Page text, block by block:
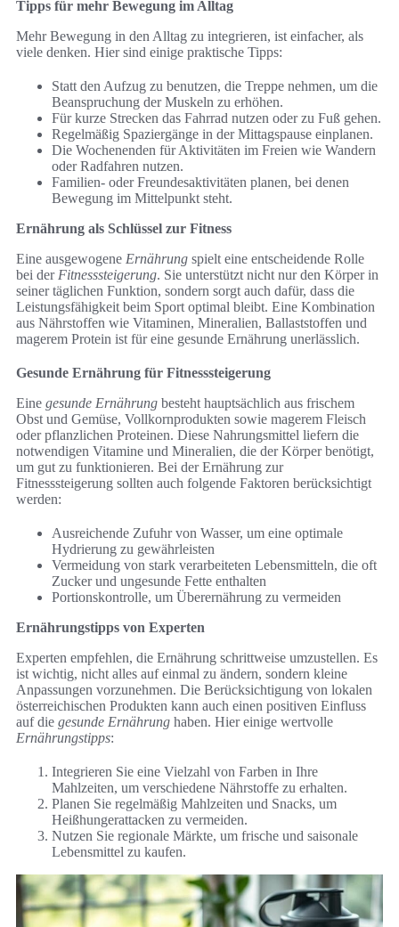
Tipps für mehr Bewegung im Alltag
Mehr Bewegung in den Alltag zu integrieren, ist einfacher, als
viele denken. Hier sind einige praktische Tipps:
Statt den Aufzug zu benutzen, die Treppe nehmen, um die
Beanspruchung der Muskeln zu erhöhen.
Für kurze Strecken das Fahrrad nutzen oder zu Fuß gehen.
Regelmäßig Spaziergänge in der Mittagspause einplanen.
Die Wochenenden für Aktivitäten im Freien wie Wandern
oder Radfahren nutzen.
Familien- oder Freundesaktivitäten planen, bei denen
Bewegung im Mittelpunkt steht.
Ernährung als Schlüssel zur Fitness
Eine ausgewogene Ernährung spielt eine entscheidende Rolle
bei der Fitnesssteigerung. Sie unterstützt nicht nur den Körper in
seiner täglichen Funktion, sondern sorgt auch dafür, dass die
Leistungsfähigkeit beim Sport optimal bleibt. Eine Kombination
aus Nährstoffen wie Vitaminen, Mineralien, Ballaststoffen und
magerem Protein ist für eine gesunde Ernährung unerlässlich.
Gesunde Ernährung für Fitnesssteigerung
Eine gesunde Ernährung besteht hauptsächlich aus frischem
Obst und Gemüse, Vollkornprodukten sowie magerem Fleisch
oder pflanzlichen Proteinen. Diese Nahrungsmittel liefern die
notwendigen Vitamine und Mineralien, die der Körper benötigt,
um gut zu funktionieren. Bei der Ernährung zur
Fitnesssteigerung sollten auch folgende Faktoren berücksichtigt
werden:
Ausreichende Zufuhr von Wasser, um eine optimale
Hydrierung zu gewährleisten
Vermeidung von stark verarbeiteten Lebensmitteln, die oft
Zucker und ungesunde Fette enthalten
Portionskontrolle, um Überernährung zu vermeiden
Ernährungstipps von Experten
Experten empfehlen, die Ernährung schrittweise umzustellen. Es
ist wichtig, nicht alles auf einmal zu ändern, sondern kleine
Anpassungen vorzunehmen. Die Berücksichtigung von lokalen
österreichischen Produkten kann auch einen positiven Einfluss
auf die gesunde Ernährung haben. Hier einige wertvolle
Ernährungstipps:
Integrieren Sie eine Vielzahl von Farben in Ihre
Mahlzeiten, um verschiedene Nährstoffe zu erhalten.
Planen Sie regelmäßig Mahlzeiten und Snacks, um
Heißhungerattacken zu vermeiden.
Nutzen Sie regionale Märkte, um frische und saisonale
Lebensmittel zu kaufen.